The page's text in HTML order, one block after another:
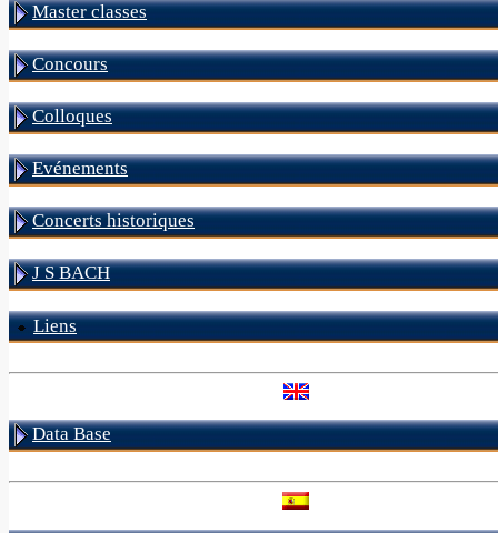
Master classes
Concours
Colloques
Evénements
Concerts historiques
J S BACH
Liens
Data Base